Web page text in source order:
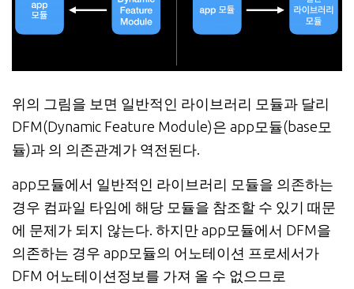
위의 그림을 보면 일반적인 라이브러리 모듈과 달리
DFM(Dynamic Feature Module)은 app모듈(base모
듈)과 의 의존관계가 역전된다.
app모듈에서 일반적인 라이브러리 모듈을 의존하는
경우 컴파일 타임에 해당 모듈을 참조할 수 있기 때문
에 문제가 되지 않는다. 하지만 app모듈에서 DFM을
의존하는 경우 app모듈의 어노테이션 프로세서가
DFM 어노테이션정보를 가져 올 수 없으므로